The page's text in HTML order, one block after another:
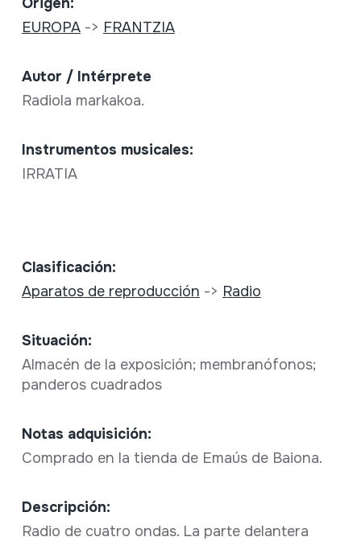
EUROPA-> FRANTZIA
Autor / Intérprete
Radiola markakoa.
Instrumentos musicales:
IRRATIA
Clasificación:
Aparatos de reproducción -> Radio
Situación:
Almacén de la exposición; membranófonos;
panderos cuadrados
Notas adquisición:
Comprado en la tienda de Emaús de Baiona.
Descripción:
Radio de cuatro ondas. La parte delantera